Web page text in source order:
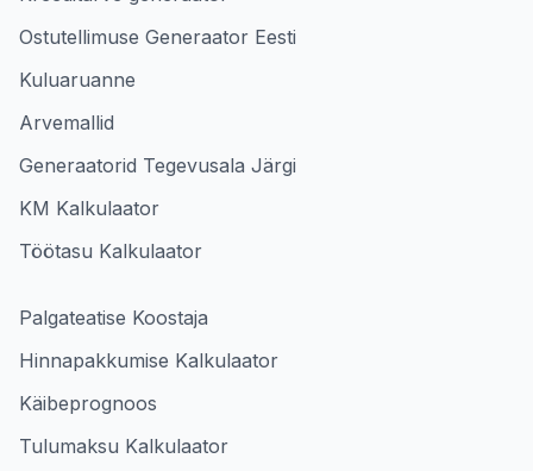
Ostutellimuse Generaator Eesti
Kuluaruanne
Arvemallid
Generaatorid Tegevusala Järgi
KM Kalkulaator
Töötasu Kalkulaator
Palgateatise Koostaja
Hinnapakkumise Kalkulaator
Käibeprognoos
Tulumaksu Kalkulaator